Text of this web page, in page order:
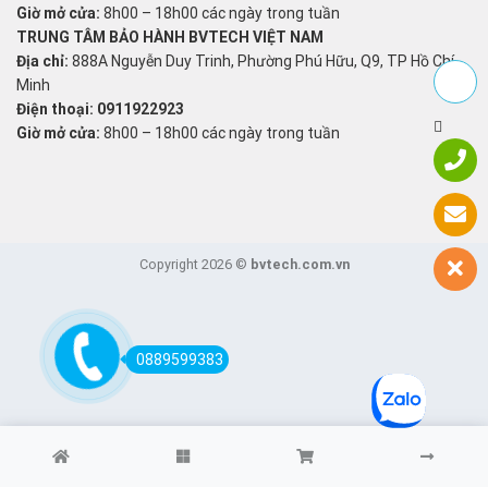
Giờ mở cửa: 8h00 – 18h00 các ngày trong tuần
TRUNG TÂM BẢO HÀNH BVTECH VIỆT NAM
Địa chỉ: 888A Nguyễn Duy Trinh, Phường Phú Hữu, Q9, TP Hồ Chí
Minh
Điện thoại: 0911922923
Giờ mở cửa: 8h00 – 18h00 các ngày trong tuần
Copyright 2026 © bvtech.com.vn
0889599383